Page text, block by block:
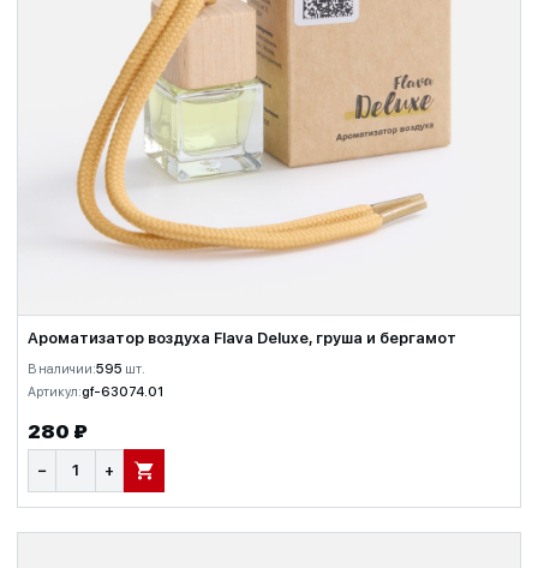
Ароматизатор воздуха Flava Deluxe, груша и бергамот
В наличии:595 шт.
Артикул:gf-63074.01
280 ₽
− + В КОРЗИНУ